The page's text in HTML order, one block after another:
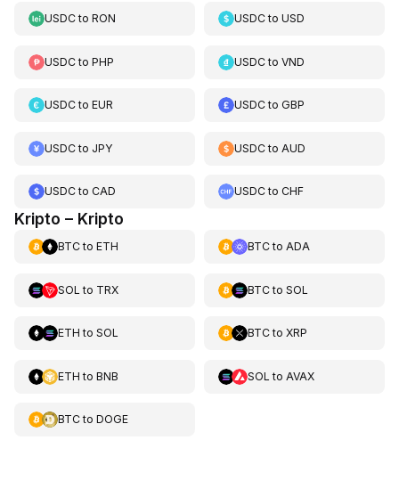
USDCto RON USDCtoUSD
USDCto PHP USDCtoVND
USDCto EUR USDCtoGBP
USDCto JPY USDCto AUD
USDCto CAD USDCtoCHF
Kripto – Kripto
BTCto ETH BTCto ADA
SOL to TRX BTCto SOL
ETH to SOL BTCto XRP
ETH to BNB SOL to AVAX
BTCto DOGE